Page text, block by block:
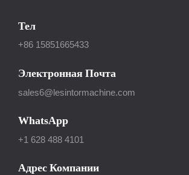
Тел
+86 15851665433
Электронная Почта
sales6@lesintormachine.com
WhatsApp
+1 628 488 4101
Адрес Компании